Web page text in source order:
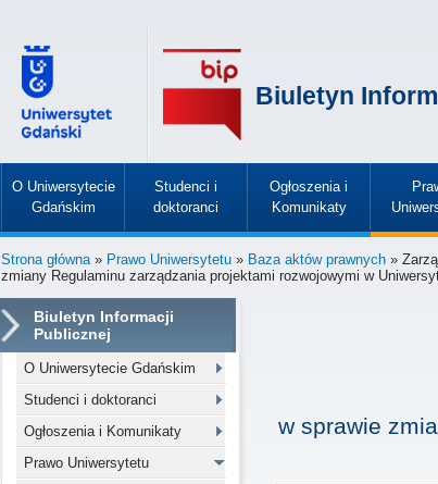
Biuletyn
O Uniwersytecie
Gdańskim
»
Studenci i
doktoranci
»
Ogłoszenia i
Komunikaty
»
»
Strona główna» Prawo Uniwersytetu » Baza aktów prawnych »
zmiany Regulaminu zarządzania projektami rozwojowymi w
Biuletyn Informacji
Publicznej
O Uniwersytecie Gdańskim
Studenci i doktoranci
Ogłoszenia i Komunikaty
Prawo Uniwersytetu
w sprawie